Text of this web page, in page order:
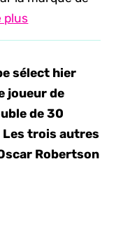
plus
sélect hier
joueur de
de 30
Les trois autres
Robertson